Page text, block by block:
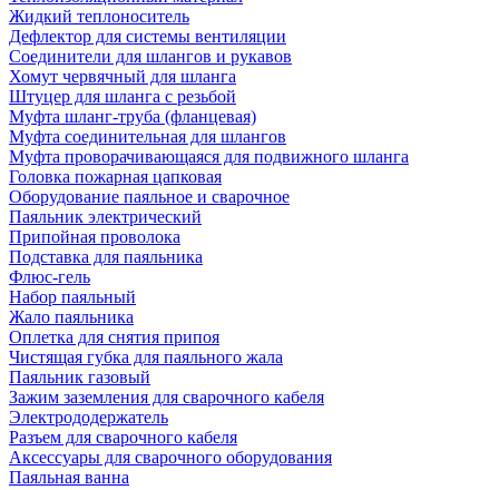
Жидкий теплоноситель
Дефлектор для системы вентиляции
Соединители для шлангов и рукавов
Хомут червячный для шланга
Штуцер для шланга с резьбой
Муфта шланг-труба (фланцевая)
Муфта соединительная для шлангов
Муфта проворачивающаяся для подвижного шланга
Головка пожарная цапковая
Оборудование паяльное и сварочное
Паяльник электрический
Припойная проволока
Подставка для паяльника
Флюс-гель
Набор паяльный
Жало паяльника
Оплетка для снятия припоя
Чистящая губка для паяльного жала
Паяльник газовый
Зажим заземления для сварочного кабеля
Электрододержатель
Разъем для сварочного кабеля
Аксессуары для сварочного оборудования
Паяльная ванна